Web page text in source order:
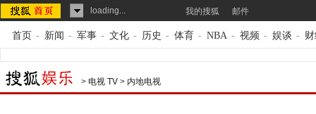
loading... 我的搜狐 邮件
首页 - 新闻 - 军事 - 文化 - 历史 - 体育 - NBA - 视频 - 娱谈 -
> 电视 TV > 内地电视